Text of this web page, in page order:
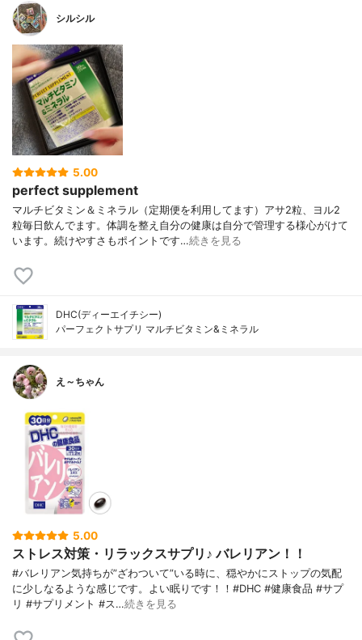
シルシル
5.00
perfect supplement
マルチビタミン＆ミネラル（定期便を利用してます）アサ2粒、ヨル2
粒毎日飲んでます。体調を整え自分の健康は自分で管理する様心がけて
います。続けやすさもポイントです…続きを見る
DHC(ディーエイチシー)
パーフェクトサプリ マルチビタミン&ミネラル
え～ちゃん
5.00
ストレス対策・リラックスサプリ♪ バレリアン！！
#バレリアン気持ちが”ざわついて”いる時に、穏やかにストップの気配
に少しなるような感じです。よい眠りです！！#DHC #健康食品 #サプ
リ #サプリメント #ス…続きを見る